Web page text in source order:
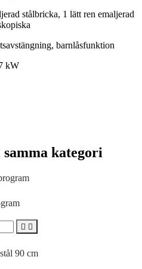
stålbricka, 1 lätt ren emaljerad
barnlåsfunktion
kW
kategori
 